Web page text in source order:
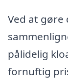
Ved at gøre
pålidelig
fornuftig